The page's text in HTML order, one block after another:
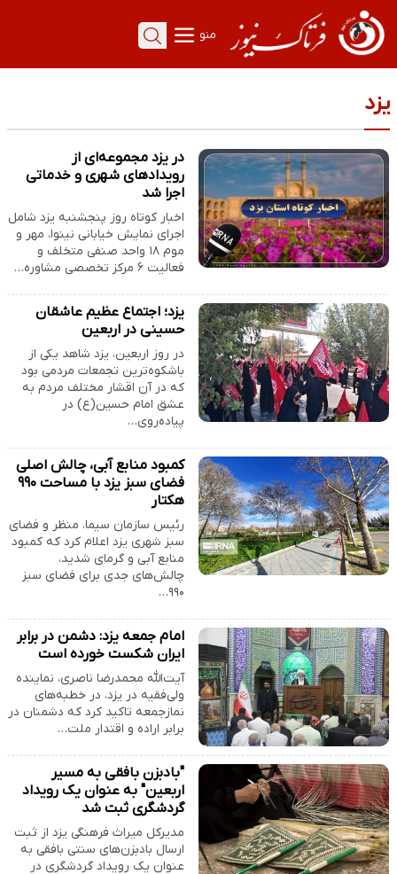
منو
یزد
در یزد مجموعه‌ای از
رویدادهای شهری و خدماتی
اجرا شد
اخبار کوتاه روز پنجشنبه یزد شامل
اجرای نمایش خیابانی نینوا، مهر و
موم ۱۸ واحد صنفی متخلف و
فعالیت ۶ مرکز تخصصی مشاوره…
یزد؛ اجتماع عظیم عاشقان
حسینی در اربعین
در روز اربعین، یزد شاهد یکی از
باشکوه‌ترین تجمعات مردمی بود
که در آن اقشار مختلف مردم به
عشق امام حسین(ع) در
پیاده‌روی…
کمبود منابع آبی، چالش اصلی
فضای سبز یزد با مساحت ۹۹۰
هکتار
رئیس سازمان سیما، منظر و فضای
سبز شهری یزد اعلام کرد که کمبود
منابع آبی و گرمای شدید،
چالش‌های جدی برای فضای سبز
۹۹۰…
امام جمعه یزد: دشمن در برابر
ایران شکست خورده است
آیت‌الله محمدرضا ناصری، نماینده
ولی‌فقیه در یزد، در خطبه‌های
نمازجمعه تاکید کرد که دشمنان در
برابر اراده و اقتدار ملت…
"بادبزن بافقی به مسیر
اربعین" به عنوان یک رویداد
گردشگری ثبت شد
مدیرکل میراث فرهنگی یزد از ثبت
ارسال بادبزن‌های سنتی بافقی به
عنوان یک رویداد گردشگری در